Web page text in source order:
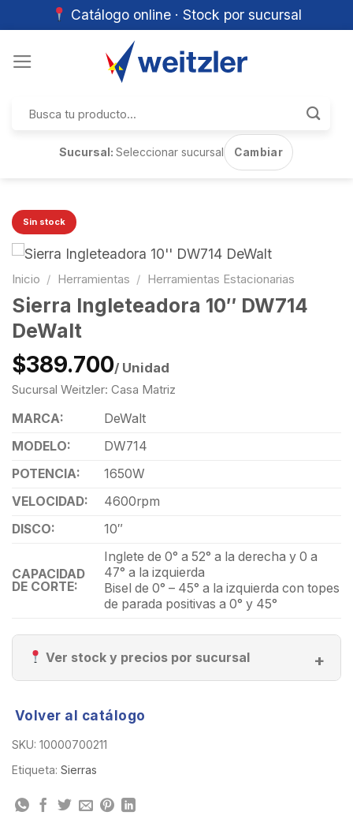
Catálogo online · Stock por sucursal
por:
Sucursal:Seleccionar sucursal Cambiar
Sin stock
Inicio / Herramientas / Herramientas Estacionarias
Sierra Ingleteadora 10″ DW714
DeWalt
$389.700/ Unidad
Sucursal Weitzler: Casa Matriz
MARCA:
DeWalt
MODELO:
DW714
POTENCIA:
1650W
VELOCIDAD:
4600rpm
DISCO:
10″
CAPACIDAD
DE CORTE:
Inglete de 0° a 52° a la derecha y 0 a
47° a la izquierda
Bisel de 0° – 45° a la izquierda con topes
de parada positivas a 0° y 45°
Ver stock y precios por sucursal
Volver al catálogo
SKU: 10000700211
Etiqueta: Sierras